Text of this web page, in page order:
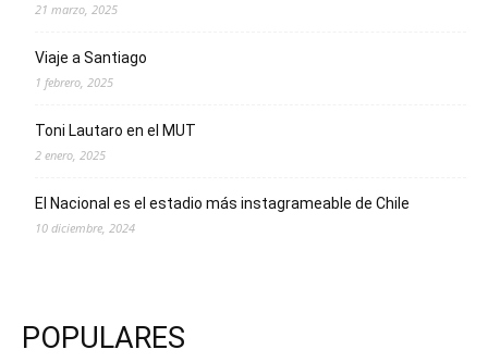
21 marzo, 2025
Viaje a Santiago
1 febrero, 2025
Toni Lautaro en el MUT
2 enero, 2025
El Nacional es el estadio más instagrameable de Chile
10 diciembre, 2024
POPULARES